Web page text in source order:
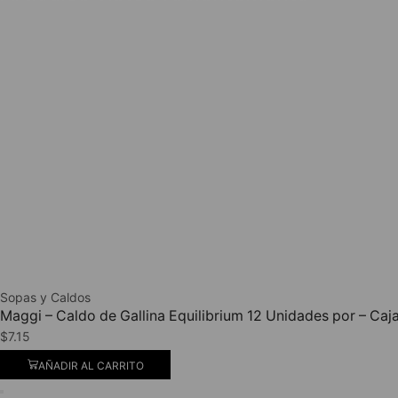
Sopas y Caldos
Maggi – Caldo de Gallina Equilibrium 12 Unidades por –
$7.15
AÑADIR AL CARRITO